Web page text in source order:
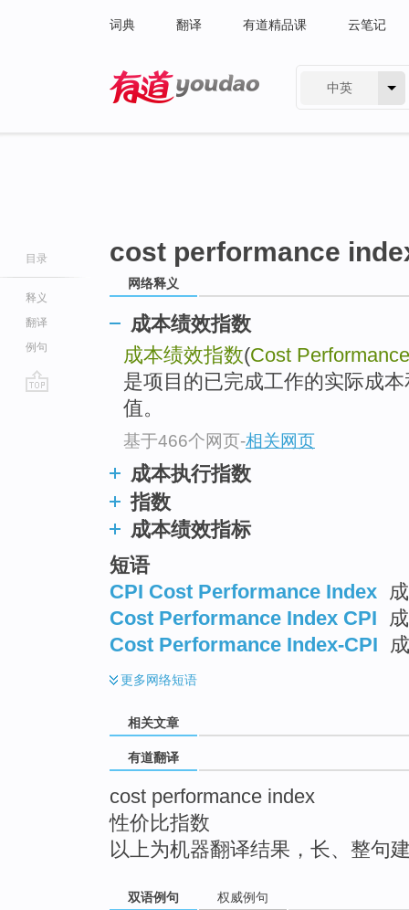
词典 翻译 有道精品课 云笔记
中英
目录
释义
翻译
例句
cost performance
网络释义
成本绩效指数
成本绩效指数(Cost
是项目的已完成工作的实际成
值。
基于466个网页-相关网页
成本执行指数
指数
成本绩效指标
短语
CPI Cost Performance Index
Cost Performance Index CPI
Cost Performance Index-CPI
更多网络短语
相关文章
有道翻译
cost performance index
性价比指数
以上为机器翻译结果，长、整句
双语例句 权威例句